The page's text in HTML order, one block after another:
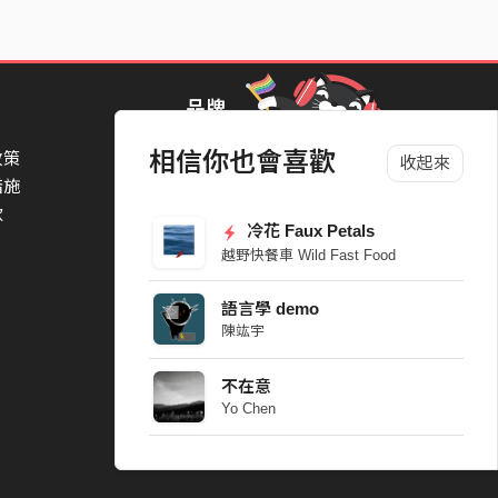
相信你也會喜歡 收起來
冷花 Faux Petals
越野快餐車 Wild Fast Food
語言學 demo
陳竑宇
不在意
Yo Chen
策
施
品牌
StreetVoice Awards 街聲音樂獎
Packer 派歌
ParkPark Carnival
一起比 YEAH 吧